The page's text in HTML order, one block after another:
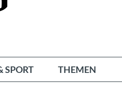
SPORT THEMEN